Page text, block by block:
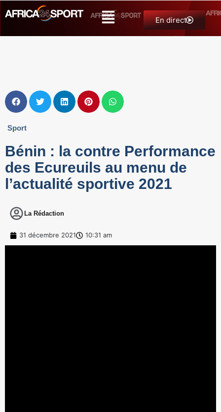
En direct
Sport
Bénin : la contre Performance
des Ecureuils au menu de
l’actualité sportive 2021
La Rédaction
31 décembre 2021 10:31 am